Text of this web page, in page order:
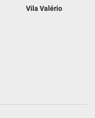
Vila Valério